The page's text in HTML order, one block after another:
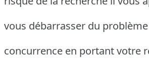
vous débarrasser du
concurrence en portant votre